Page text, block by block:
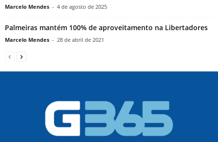
Marcelo Mendes - 4 de agosto de 2025
Palmeiras mantém 100% de aproveitamento na Libertadores
Marcelo Mendes - 28 de abril de 2021